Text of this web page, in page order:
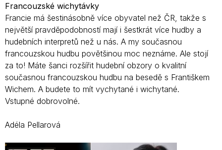
Francouzské wichytávky
Francie má šestinásobně více obyvatel než ČR, takže s
největší pravděpodobností mají i šestkrát více hudby a
hudebních interpretů než u nás. A my současnou
francouzskou hudbu povětšinou moc neznáme. Ale stojí
za to! Máte šanci rozšířit hudební obzory o kvalitní
současnou francouzskou hudbu na besedě s Františkem
Wichem. A budete to mít vychytané i wichytané.
Vstupné dobrovolné.
Adéla Pellarová